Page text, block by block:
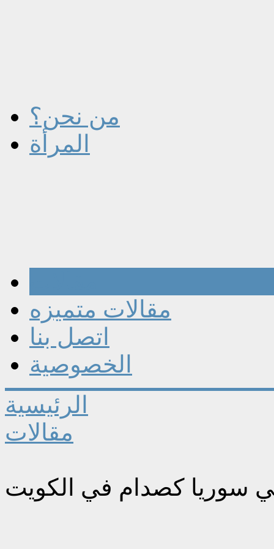
من نحن؟
المرأة
مقالات متميزه
اتصل بنا
الخصوصية
الرئيسية
مقالات
سوريا كصدام في الكويت